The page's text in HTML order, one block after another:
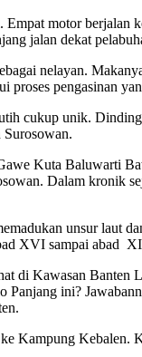
motor berjalan
jalan dekat
nelayan.
proses pengasinan
cukup unik.
Kuta Baluwarti
Dalam kronik
unsur laut
XVI sampai abad
di Kawasan
ini?
Kampung